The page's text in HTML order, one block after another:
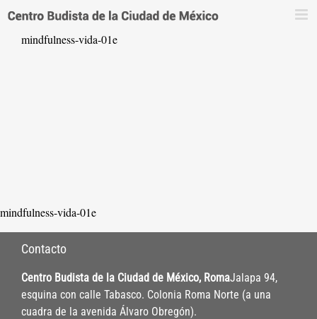
contenidomindfulness-vida-01e
mindfulness-vida-01e
Contacto
Centro Budista de la Ciudad de México, RomaJalapa 94,
esquina con calle Tabasco. Colonia Roma Norte (a una
cuadra de la avenida Álvaro Obregón).